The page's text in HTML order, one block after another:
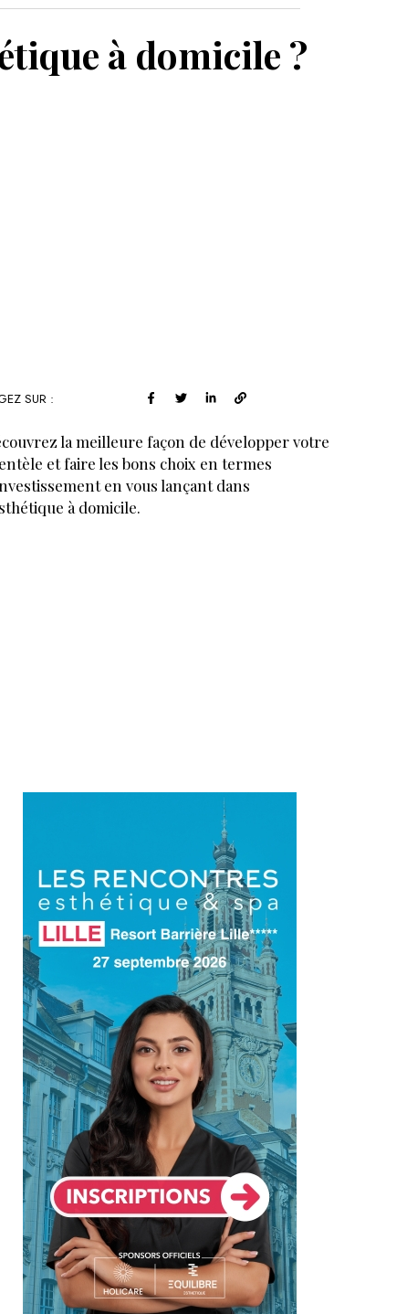
à domicile ?
SUR :
la meilleure façon de développer votre
et faire les bons choix en termes
en vous lançant dans
à domicile.